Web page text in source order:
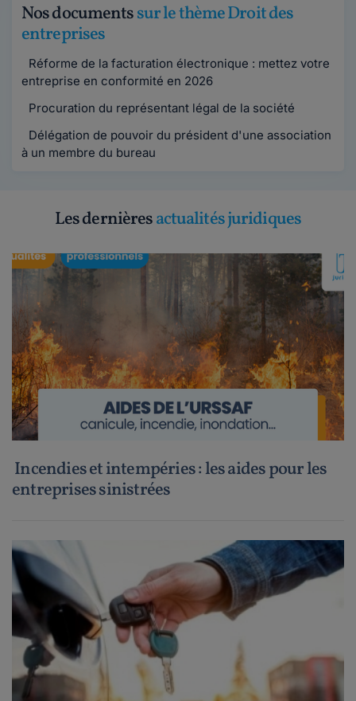
Nos documentssur le thème Droit des
entreprises
Réforme de la facturation électronique : mettez votre
entreprise en conformité en 2026
Procuration du représentant légal de la société
Délégation de pouvoir du président d'une association
à un membre du bureau
Les dernièresactualités juridiques
Incendies et intempéries : les aides pour les
entreprises sinistrées